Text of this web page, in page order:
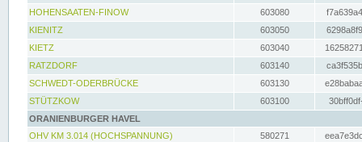
HOHENSAATEN-FINOW
603080
KIENITZ
603050
KIETZ
603040
RATZDORF
603140
SCHWEDT-ODERBRÜCKE
603130
STÜTZKOW
603100
ORANIENBURGER HAVEL
OHV KM 3.014 (HOCHSPANNUNG)
580271